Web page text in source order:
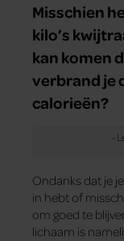
Misschien
kilo’s
kan komen
verbrand je
calorieën?
Ondanks dat je
in hebt of
om goed te
lichaam is